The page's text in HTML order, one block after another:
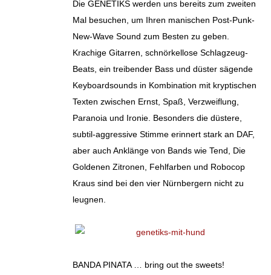
Die GENETIKS werden uns bereits zum zweiten
Mal besuchen, um Ihren manischen Post-Punk-
New-Wave Sound zum Besten zu geben.
Krachige Gitarren, schnörkellose Schlagzeug-
Beats, ein treibender Bass und düster sägende
Keyboardsounds in Kombination mit kryptischen
Texten zwischen Ernst, Spaß, Verzweiflung,
Paranoia und Ironie. Besonders die düstere,
subtil-aggressive Stimme erinnert stark an DAF,
aber auch Anklänge von Bands wie Tend, Die
Goldenen Zitronen, Fehlfarben und Robocop
Kraus sind bei den vier Nürnbergern nicht zu
leugnen.
BANDA PINATA … bring out the sweets!